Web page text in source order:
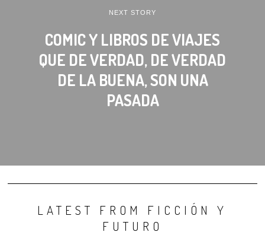
NEXT STORY
COMIC Y LIBROS DE VIAJES
QUE DE VERDAD, DE VERDAD
DE LA BUENA, SON UNA
PASADA
LATEST FROM FICCIÓN Y
FUTURO